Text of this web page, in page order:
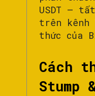
USDT –
trên kênh
thức của
Cách
Stump